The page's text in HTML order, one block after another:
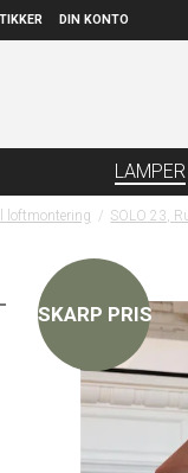
DIN KONTO
LAMPER
loftmontering / SOLO 23,
SKARP PRIS